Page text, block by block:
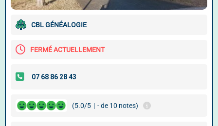
CBL GÉNÉALOGIE
FERMÉ ACTUELLEMENT
(5.0/5 | - de 10 notes)